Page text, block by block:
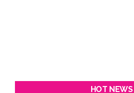
HOT NEWS